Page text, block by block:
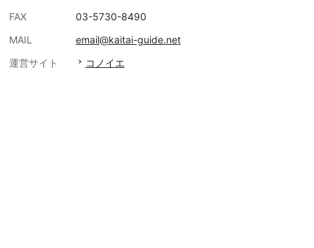
FAX
03-5730-8490
MAIL
email@kaitai-guide.net
運営サイト
コノイエ